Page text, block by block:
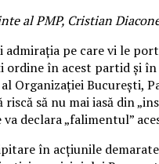
al PMP, Cristian
admirația pe care vi le
ordine în acest partid și
Organizației București,
riscă să nu mai iasă din
declara „falimentul”
în acțiunile